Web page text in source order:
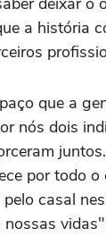
a história
que a
nós dois
por todo
casal